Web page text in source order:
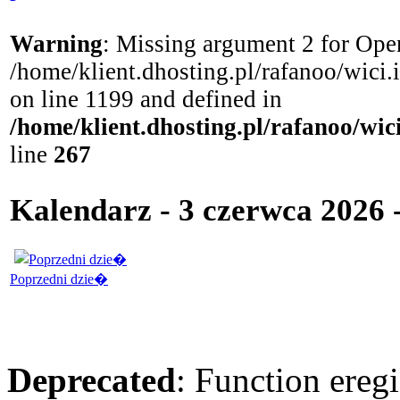
Warning: Missing argument 2 for
/home/klient.dhosting.pl/rafanoo/
on line 1199 and defined in
/home/klient.dhosting.pl/rafanoo/
line 267
Kalendarz - 3 czerwca
Poprzedni dzie�
Deprecated: Function